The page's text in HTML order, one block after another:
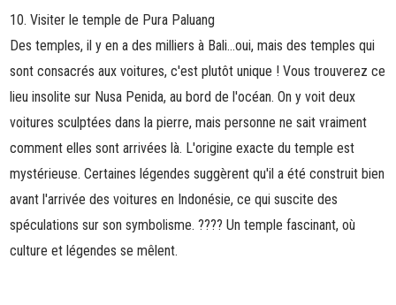
10. Visiter le temple de Pura Paluang
Des temples, il y en a des milliers à Bali…oui, mais des temples qui
sont consacrés aux voitures, c'est plutôt unique ! Vous trouverez ce
lieu insolite sur Nusa Penida, au bord de l'océan. On y voit deux
voitures sculptées dans la pierre, mais personne ne sait vraiment
comment elles sont arrivées là. L'origine exacte du temple est
mystérieuse. Certaines légendes suggèrent qu'il a été construit bien
avant l'arrivée des voitures en Indonésie, ce qui suscite des
spéculations sur son symbolisme.????Un temple fascinant, où
culture et légendes se mêlent.